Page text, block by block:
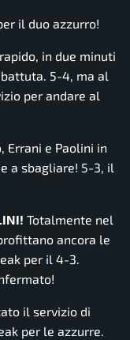
il duo azzurro!
rapido, in due minuti
5-4, ma al
per andare al
Errani e Paolini in
a sbagliare! 5-3, il
Totalmente nel
ancora le
per il 4-3.
il servizio di
per le azzurre.